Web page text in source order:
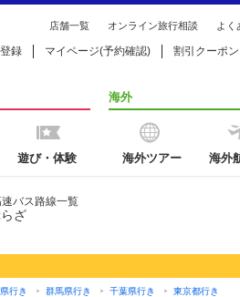
店舗一覧 オンライン旅行相談 よく
録 マイページ(予約確認) 割引クーポン
遊び・体験
海外
海外ツアー 海外
バス路線一覧
ざ
行き 群馬県行き 千葉県行き
東京都行き